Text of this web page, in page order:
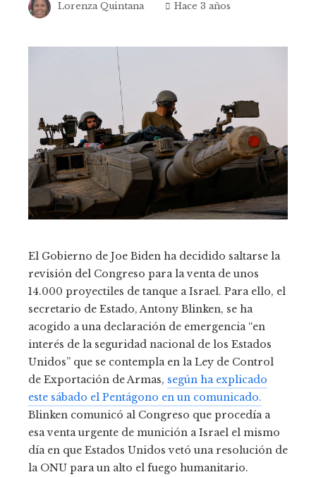
Lorenza Quintana Hace 3 años
El Gobierno de Joe Biden ha decidido saltarse la
revisión del Congreso para la venta de unos
14.000 proyectiles de tanque a Israel. Para ello, el
secretario de Estado, Antony Blinken, se ha
acogido a una declaración de emergencia “en
interés de la seguridad nacional de los Estados
Unidos” que se contempla en la Ley de Control
de Exportación de Armas, según ha explicado
este sábado el Pentágono en un comunicado.
Blinken comunicó al Congreso que procedía a
esa venta urgente de munición a Israel el mismo
día en que Estados Unidos vetó una resolución de
la ONU para un alto el fuego humanitario.